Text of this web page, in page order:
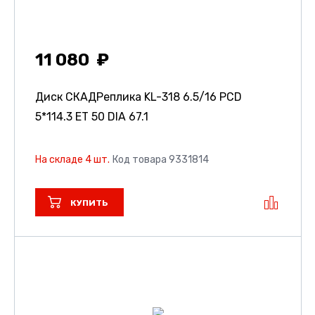
11 080
Диск СКАДРеплика KL-318 6.5/16 PCD
5*114.3 ET 50 DIA 67.1
На складе 4 шт. Код товара 9331814
КУПИТЬ